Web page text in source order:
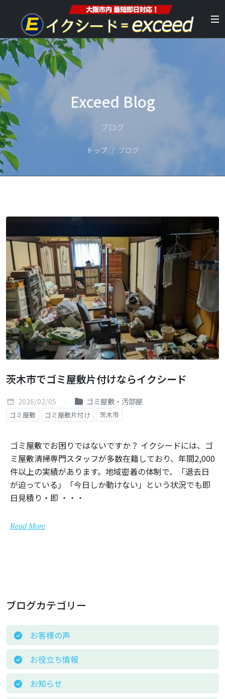
Exceed Blog
ブログ
トップ ブログ
茨木市でゴミ屋敷片付けならイクシード
2026/02/05 ゴミ屋敷・汚部屋
ゴミ屋敷 ゴミ屋敷片付け 茨木市
ゴミ屋敷でお困りではないですか？ イクシードには、ゴ
ミ屋敷清掃専門スタッフが多数在籍しており、年間2,000
件以上の実績があります。地域密着の体制で、「退去日
が迫っている」「今日しか動けない」という状況でも即
日見積り・即 ・・・
Read More
ブログカテゴリー
お客様の声
お役立ち情報
お知らせ